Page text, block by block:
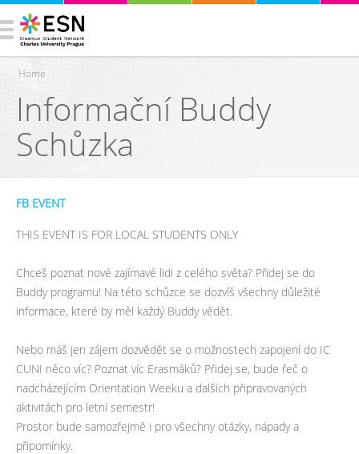
You are here
Home
Informační Buddy
Schůzka
FB EVENT
THIS EVENT IS FOR LOCAL STUDENTS ONLY
Chceš poznat nové zajímavé lidi z celého světa? Přidej se do
Buddy programu! Na této schůzce se dozvíš všechny důležité
informace, které by měl každý Buddy vědět.
Nebo máš jen zájem dozvědět se o možnostech zapojení do IC
CUNI něco víc? Poznat víc Erasmáků? Přidej se, bude řeč o
nadcházejícím Orientation Weeku a dalších připravovaných
aktivitách pro letní semestr!
Prostor bude samozřejmě i pro všechny otázky, nápady a
připomínky.